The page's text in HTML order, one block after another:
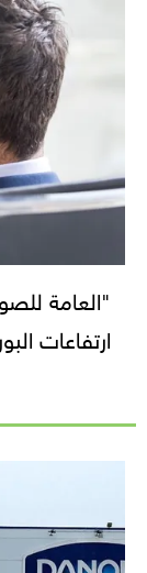
"العامة
ارتفاعات